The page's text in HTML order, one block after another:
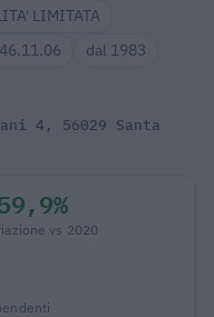
LIMITATA
dal 1983
4, 56029 Santa
vs 2020